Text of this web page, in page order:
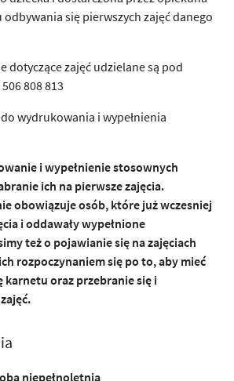
się pierwszych zajęć danego
dotyczące zajęć udzielane są pod
808 813
wydrukowania i wypełnienia
i wypełnienie stosownych
ich na pierwsze zajęcia.
obowiązuje osób, które już wczesniej
i oddawały wypełnione
też o pojawianie się na zajęciach
rozpoczynaniem się po to, aby mieć
karnetu oraz przebranie się i
niepełnoletnia